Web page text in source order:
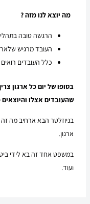
מה יוצא לנו מזה ?
הרגשה טובה
העובד מרגיש
כלל העובדים
בסופו של יום כל ארגון
שהעובדים אצלו והיוצאים
בניוזלטר הבא ארחיב מה
ארגון.
במשפט אחד זה בא לידי
ועוד.